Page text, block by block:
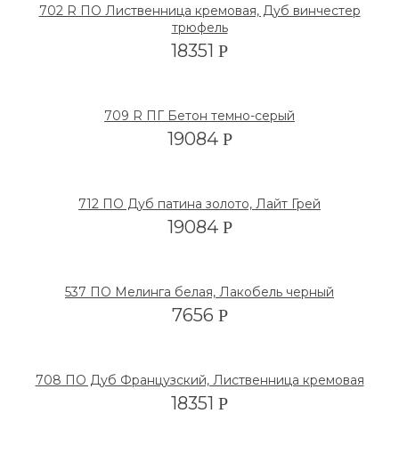
702 R ПО Лиственница кремовая, Дуб винчестер
трюфель
18351 Р
709 R ПГ Бетон темно-серый
19084 Р
712 ПО Дуб патина золото, Лайт Грей
19084 Р
537 ПО Мелинга белая, Лакобель черный
7656 Р
708 ПО Дуб Французский, Лиственница кремовая
18351 Р